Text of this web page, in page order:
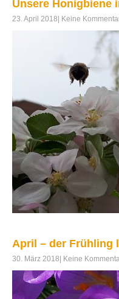
Unsere Honigbiene
23. April 2018 Keine
April – der Frühling
30. März 2018 Keine